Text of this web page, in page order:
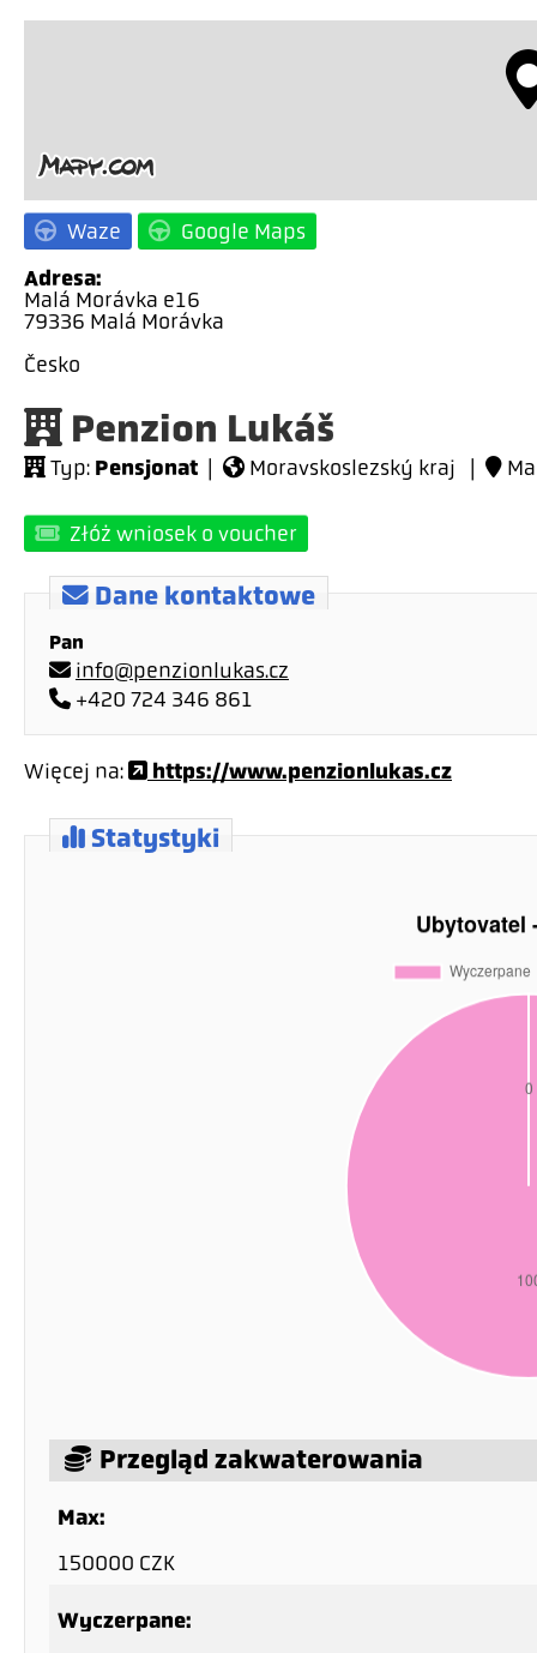
Waze Google Maps
Adresa:
Malá Morávka e16
79336 Malá Morávka
Česko
Penzion Lukáš
Typ: Pensjonat | Moravskoslezský kraj |
Złóż wniosek o voucher
Dane kontaktowe
Pan
info@penzionlukas.cz
+420 724 346 861
Więcej na: https://www.penzionlukas.cz
Statystyki
Przegląd zakwaterowania
Max:
150000 CZK
Wyczerpane: